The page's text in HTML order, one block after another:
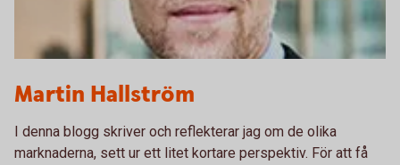
Martin Hallström
I denna blogg skriver och reflekterar jag om de olika
marknaderna, sett ur ett litet kortare perspektiv. För att få